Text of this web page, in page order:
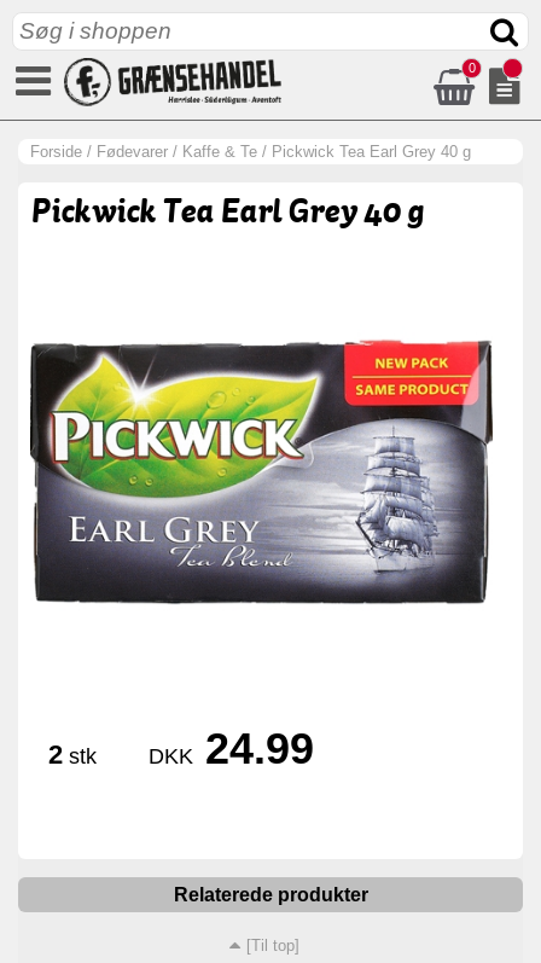
0
Forside / Fødevarer / Kaffe & Te / Pickwick Tea Earl Grey 40 g
Pickwick Tea Earl Grey 40 g
2 stk DKK 24.99
Relaterede produkter
[Til top]